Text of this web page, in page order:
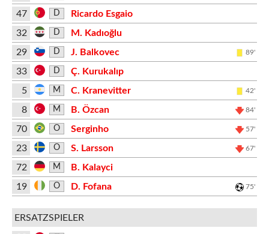
47
D
Ricardo Esgaio
32
D
M. Kadıoğlu
29
D J. Balkovec 89'
33 D
Ç. Kurukalıp
5
M C. Kranevitter 42'
8 M B. Özcan 84'
70 O Serginho 57'
23 O S. Larsson 67'
72 M
B. Kalayci
19
O D. Fofana 75'
ERSATZSPIELER